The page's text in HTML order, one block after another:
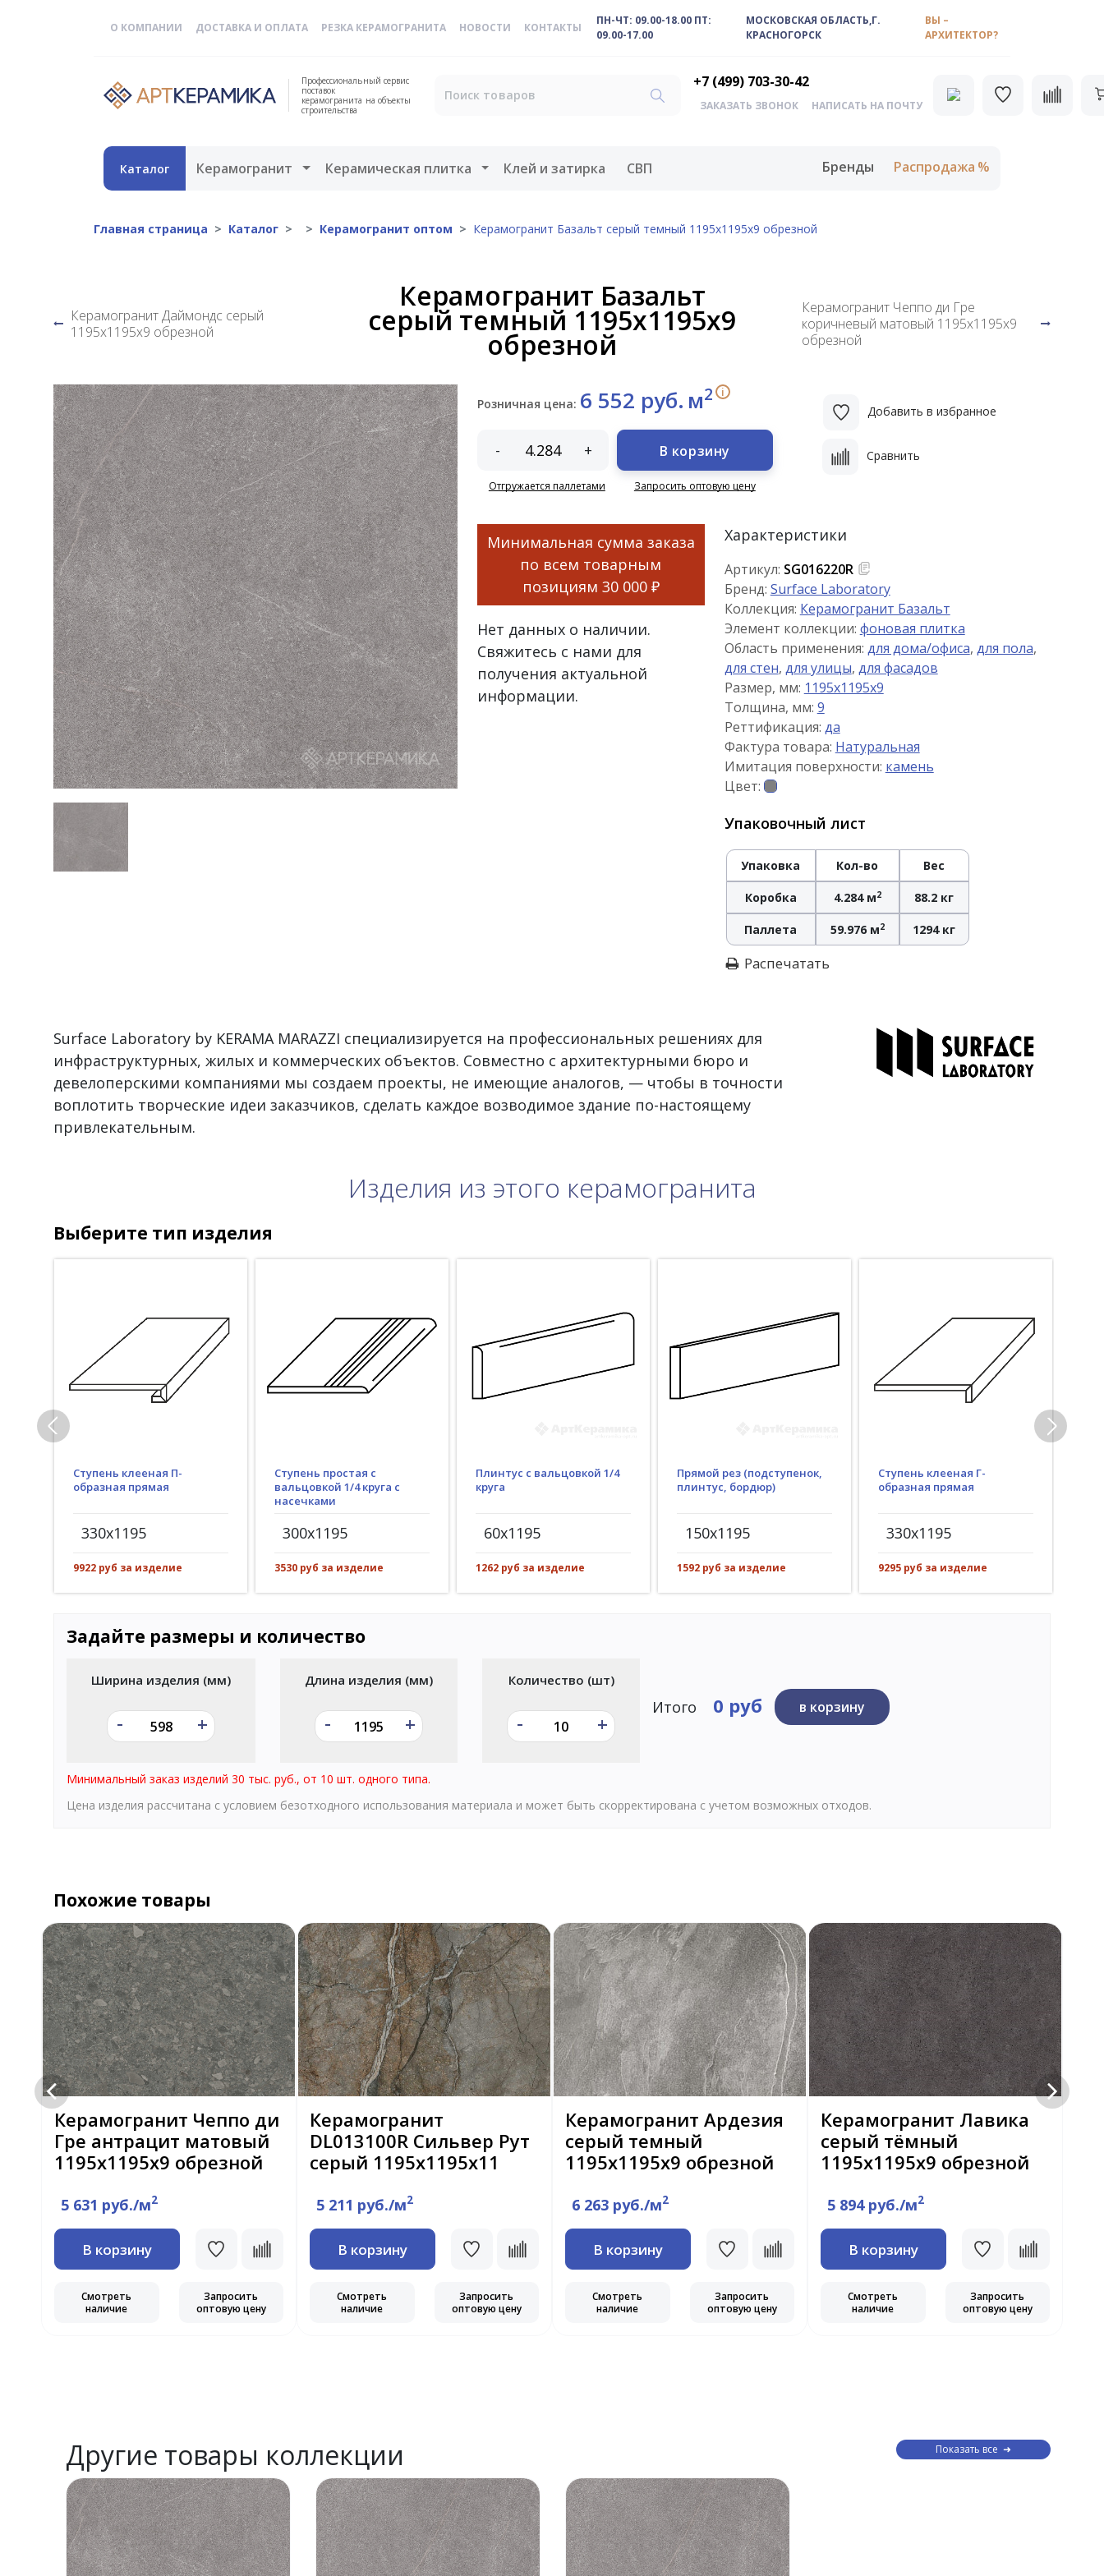
О КОМПАНИИ ДОСТАВКА И ОПЛАТА РЕЗКА КЕРАМОГРАНИТА НОВОСТИ КОНТАКТЫ
ПН-ЧТ: 09.00-18.00 ПТ:
09.00-17.00
МОСКОВСКАЯ ОБЛАСТЬ,Г.
КРАСНОГОРСК
ВЫ –
АРХИТЕКТОР?
Профессиональный сервис
поставок
керамогранита на объекты
строительства
+7 (499) 703-30-42
ЗАКАЗАТЬ ЗВОНОК НАПИСАТЬ НА ПОЧТУ
Каталог Керамогранит Открыть меню
Керамическая плитка Открыть меню
Клей и затирка СВП Бренды Распродажа
Главная страница Каталог Керамогранит оптом Керамогранит Базальт серый темный 1195х1195х9 обрезной
Керамогранит Даймондс серый
1195х1195х9 обрезной
Керамогранит Базальт
серый темный 1195х1195х9
обрезной
Керамогранит Чеппо ди Гре
коричневый матовый 1195х1195х9
обрезной
Розничная цена: 6 552 руб. м2 i
- +
Отгружается паллетами
В корзину
Запросить оптовую цену
Добавить в избранное
Сравнить
Минимальная сумма заказа
по всем товарным
позициям 30 000 ₽
Нет данных о наличии.
Свяжитесь с нами для
получения актуальной
информации.
Характеристики
Артикул: SG016220R
Бренд: Surface Laboratory
Коллекция: Керамогранит Базальт
Элемент коллекции: фоновая плитка
Область применения: для дома/офиса, для пола,
для стен, для улицы, для фасадов
Размер, мм: 1195x1195x9
Толщина, мм: 9
Реттификация: да
Фактура товара: Натуральная
Имитация поверхности: камень
Цвет:
Упаковочный лист
Упаковка Кол-во Вес
Коробка 4.284 м2 88.2 кг
Паллета 59.976 м2 1294 кг
Распечатать
Surface Laboratory by KERAMA MARAZZI специализируется на профессиональных решениях для
инфраструктурных, жилых и коммерческих объектов. Совместно с архитектурными бюро и
девелоперскими компаниями мы создаем проекты, не имеющие аналогов, — чтобы в точности
воплотить творческие идеи заказчиков, сделать каждое возводимое здание по-настоящему
привлекательным.
Изделия из этого керамогранита
Выберите тип изделия
Ступень клееная П-
образная прямая
330x1195
9922 руб за изделие
Ступень простая с
вальцовкой 1/4 круга с
насечками
300x1195
3530 руб за изделие
Плинтус с вальцовкой 1/4
круга
60x1195
1262 руб за изделие
Прямой рез (подступенок,
плинтус, бордюр)
150x1195
1592 руб за изделие
Ступень клееная Г-
образная прямая
330x1195
9295 руб за изделие
Задайте размеры и количество
Ширина изделия (мм)
- +
Длина изделия (мм)
- +
Количество (шт)
- +
Итого 0 руб в корзину
Минимальный заказ изделий 30 тыс. руб., от 10 шт. одного типа.
Цена изделия рассчитана с условием безотходного использования материала и может быть скорректирована с учетом возможных отходов.
Похожие товары
Керамогранит Чеппо ди
Гре антрацит матовый
1195х1195х9 обрезной
5 631 руб./м2
В корзину
Смотреть
наличие
Запросить
оптовую цену
Керамогранит
DL013100R Сильвер Рут
серый 1195х1195х11
5 211 руб./м2
В корзину
Смотреть
наличие
Запросить
оптовую цену
Керамогранит Ардезия
серый темный
1195х1195х9 обрезной
6 263 руб./м2
В корзину
Смотреть
наличие
Запросить
оптовую цену
Керамогранит Лавика
серый тёмный
1195х1195х9 обрезной
5 894 руб./м2
В корзину
Смотреть
наличие
Запросить
оптовую цену
Другие товары коллекции Показать все